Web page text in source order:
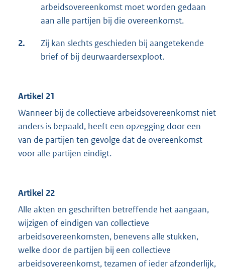
arbeidsovereenkomst moet worden gedaan
aan alle partijen bij die overeenkomst.
2.
Zij kan slechts geschieden bij aangetekende
brief of bij deurwaardersexploot.
Artikel 21
Wanneer bij de collectieve arbeidsovereenkomst niet
anders is bepaald, heeft een opzegging door een
van de partijen ten gevolge dat de overeenkomst
voor alle partijen eindigt.
Artikel 22
Alle akten en geschriften betreffende het aangaan,
wijzigen of eindigen van collectieve
arbeidsovereenkomsten, benevens alle stukken,
welke door de partijen bij een collectieve
arbeidsovereenkomst, tezamen of ieder afzonderlijk,